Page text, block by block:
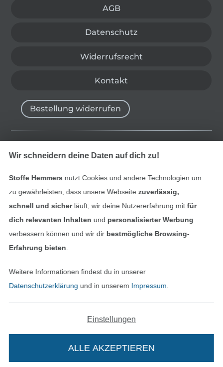
AGB
Datenschutz
Widerrufsrecht
Kontakt
Alle Preise inkl. der gesetzl. MwSt.
Die durchgestrichenen Preise entsprechen dem
bisherigen Preis bei Stoffe Hemmers.
Bestellung widerrufen
Finde mehr Inspiration
Deutsch
Nederlands
In den niederländischen
Français
In den
Wir schneidern deine Daten auf dich zu!
Stoffe Hemmers nutzt Cookies und andere Technologien um
zu gewährleisten, dass unsere Webseite zuverlässig,
schnell und sicherläuft; wir deine Nutzererfahrung mitfür
dich relevanten Inhalten und personalisierter Werbung
verbessern können und wir dir bestmögliche Browsing-
Erfahrung bieten
Weitere Informationen findest du in unserer
Datenschutzerklärung und in unserem Impressum
Einstellungen
ALLE AKZEPTIEREN